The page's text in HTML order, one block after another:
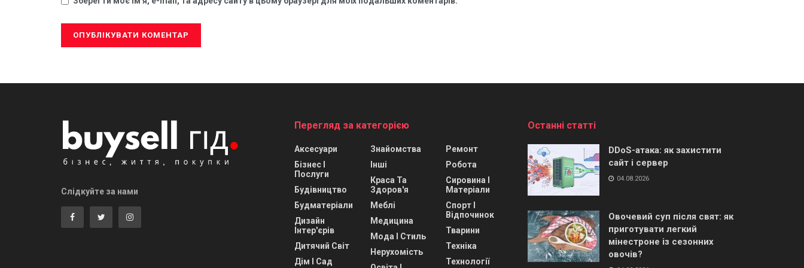
Слідкуйте за нами
Перегляд за категорією
Аксесуари
Бізнес І
Послуги
Будівництво
Будматеріали
Дизайн
Інтер'єрів
Дитячий Світ
Дім І Сад
Знайомства
Інші
Краса Та
Здоров'я
Меблі
Медицина
Мода І Стиль
Нерухомість
Ремонт
Робота
Сировина І
Матеріали
Спорт І
Відпочинок
Тварини
Техніка
Технології
Останні статті
DDoS-атака: як захистити
сайт і сервер
04.08.2026
Овочевий суп після свят: як
приготувати легкий
мінестроне із сезонних
овочів?